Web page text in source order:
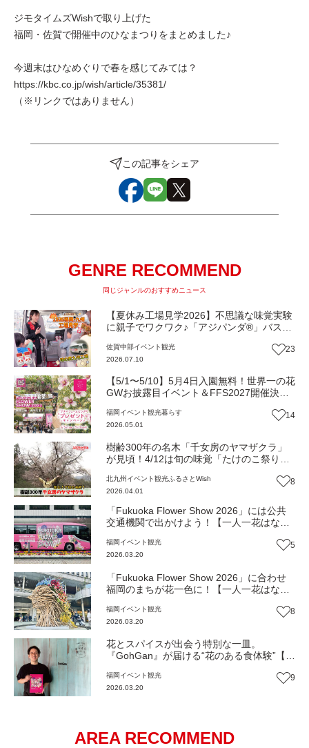
ジモタイムズWishで取り上げた
福岡・佐賀で開催中のひなまつりをまとめました♪
今週末はひなめぐりで春を感じてみては？
https://kbc.co.jp/wish/article/35381/
（※リンクではありません）
この記事をシェア
GENRE RECOMMEND
同じジャンルのおすすめニュース
【夏休み工場見学2026】不思議な味覚実験
に親子でワクワク♪「アジパンダ®」バス
工場』（佐賀市）
佐賀中部イベント観光
2026.07.10
23
【5/1〜5/10】5月4日入園無料！世界一の花
GWお披露目イベント＆FFS2027開催決
福岡 イベント観光暮らす
2026.05.01
14
樹齢300年の名木「千女房のヤマザクラ」
が見頃！4/12は旬の味覚「たけのこ祭り」
とWish】
北九州 イベント観光ふるさとWish
2026.04.01
8
「Fukuoka Flower Show 2026」には公共
交通機関で出かけよう！【一人一花はなき
福岡 イベント観光
2026.03.20
5
「Fukuoka Flower Show 2026」に合わせ
福岡のまちが花一色に！【一人一花はなき
福岡 イベント観光
2026.03.20
8
花とスパイスが出会う特別な一皿。
『GohGan』が届ける“花のある食体験”【一
福岡 イベント観光
2026.03.20
9
AREA RECOMMEND